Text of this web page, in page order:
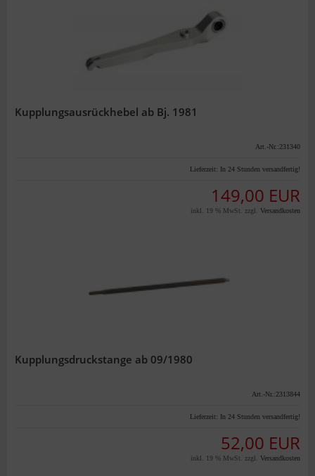
Kupplungsausrückhebel ab Bj. 1981
Art.-Nr.:231340
Lieferzeit: In 24 Stunden versandfertig!
149,00 EUR
inkl. 19 % MwSt. zzgl. Versandkosten
Kupplungsdruckstange ab 09/1980
Art.-Nr.:2313844
Lieferzeit: In 24 Stunden versandfertig!
52,00 EUR
inkl. 19 % MwSt. zzgl. Versandkosten